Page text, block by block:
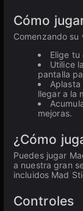
Cómo
Comenzando su
Elige
Utilice
pantalla
llegar a la
mejoras.
¿Cómo
Puedes jugar
a nuestra gran
incluidos Mad
Controles